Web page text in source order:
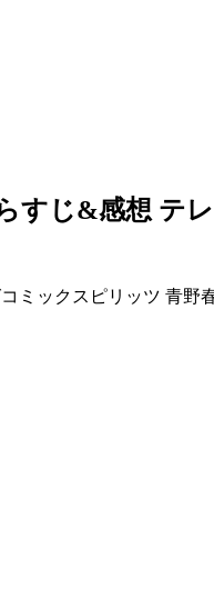
すじ&感想 テ